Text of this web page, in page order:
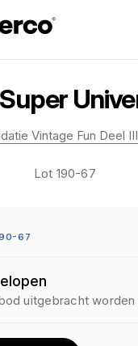
Vintage Fun Deel
Lot 190-67
67
uitgebracht